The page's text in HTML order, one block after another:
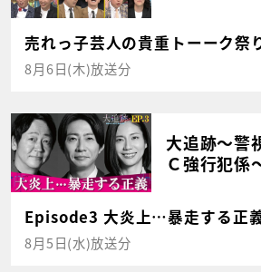
売れっ子芸人の貴重トーーク祭
8月6日(木)放送分
大追跡～警
Ｃ強行犯係
Episode3 大炎上…暴走する正
8月5日(水)放送分